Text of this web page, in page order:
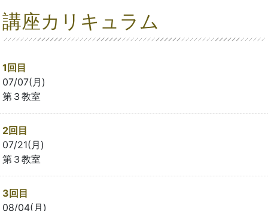
講座カリキュラム
1回目
07/07(月)
第３教室
2回目
07/21(月)
第３教室
3回目
08/04(月)